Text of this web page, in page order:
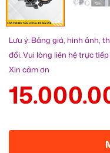
Lưu ý: Bảng giá, hình ảnh,
đổi. Vui lòng liên hệ trực
Xin cảm ơn